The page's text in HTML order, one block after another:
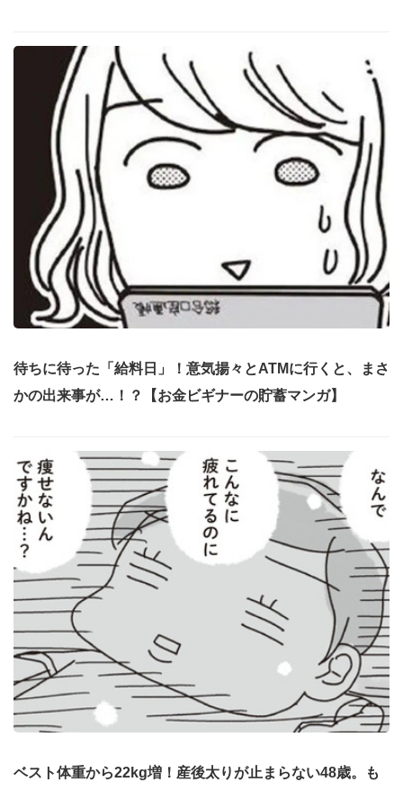
待ちに待った「給料日」！意気揚々とATMに行くと、まさ
かの出来事が…！？【お金ビギナーの貯蓄マンガ】
ベスト体重から22kg増！産後太りが止まらない48歳。も